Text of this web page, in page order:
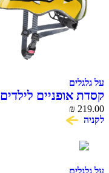
על גלגלים
קסדת אופניים לילדים UVEX KID 2
₪ 219.00
לקניה
על גלגלים